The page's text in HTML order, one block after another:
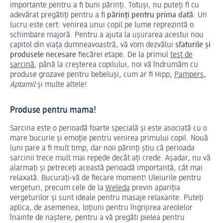
importante pentru a fi buni părinți. Totuși, nu puteți fi cu
adevărat pregătiți pentru a fi părinți pentru prima dată. Un
lucru este cert: venirea unui copil pe lume reprezintă o
schimbare majoră. Pentru a ajuta la ușurarea acestui nou
capitol din viața dumneavoastră, vă vom dezvălui sfaturile și
produsele necesare fiecărei etape. De la primul test de
sarcină, până la creșterea copilului, noi vă îndrumăm cu
produse grozave pentru bebeluși, cum ar fi Hipp, Pampers,
Aptamilși multe altele!
Produse pentru mama!
Sarcina este o perioadă foarte specială și este asociată cu o
mare bucurie și emoție pentru venirea primului copil. Nouă
luni pare a fi mult timp, dar noii părinți știu că perioada
sarcinii trece mult mai repede decât ați crede. Așadar, nu vă
alarmați și petreceți această perioadă importantă, cât mai
relaxată. Bucurați-vă de fiecare moment! Uleiurile pentru
vergeturi, precum cele de la Weleda previn apariția
vergeturilor și sunt ideale pentru masaje relaxante. Puteți
aplica, de asemenea, loțiuni pentru îngrijirea areolelor
înainte de naștere, pentru a vă pregăti pielea pentru